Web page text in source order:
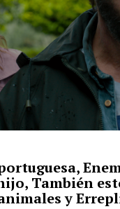
También
y